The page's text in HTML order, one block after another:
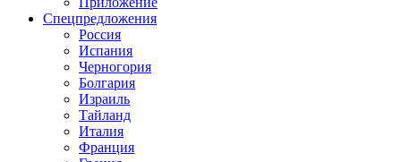
Спецпредложения
Россия
Испания
Черногория
Болгария
Израиль
Тайланд
Италия
Франция